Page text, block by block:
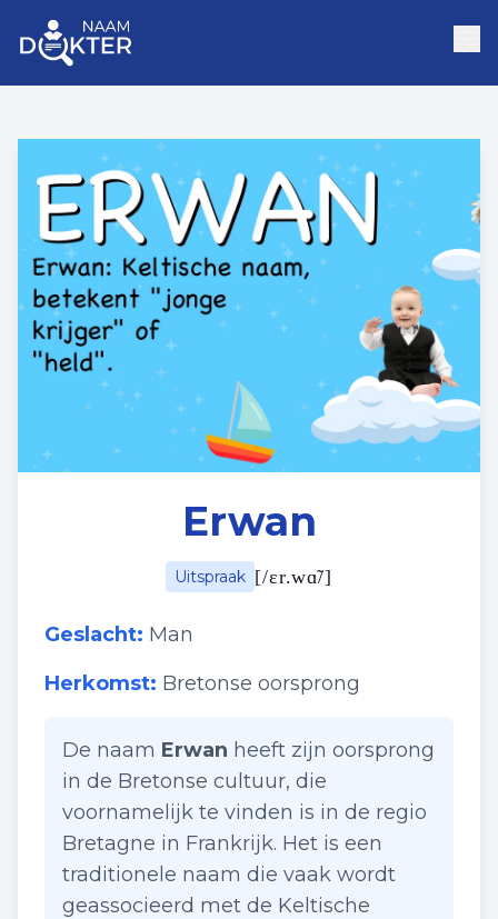
Erwan
Uitspraak [/ɛr.wɑ̃/]
Geslacht: Man
Herkomst: Bretonse oorsprong
De naam Erwan heeft zijn oorsprong
in de Bretonse cultuur, die
voornamelijk te vinden is in de regio
Bretagne in Frankrijk. Het is een
traditionele naam die vaak wordt
geassocieerd met de Keltische